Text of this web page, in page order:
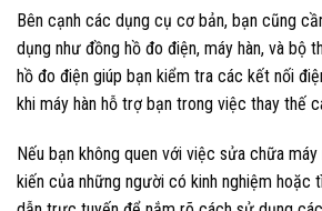
Bên cạnh các dụng cụ cơ bản, bạn cũng
dụng như đồng hồ đo điện, máy hàn, và bộ
hồ đo điện giúp bạn kiểm tra các kết nối
khi máy hàn hỗ trợ bạn trong việc thay thế
Nếu bạn không quen với việc sửa chữa
kiến của những người có kinh nghiệm hoặc